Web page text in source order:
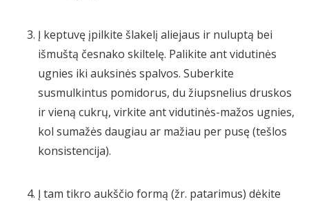
Į keptuvę įpilkite šlakelį aliejaus ir nuluptą bei
išmuštą česnako skiltelę. Palikite ant vidutinės
ugnies iki auksinės spalvos. Suberkite
susmulkintus pomidorus, du žiupsnelius druskos
ir vieną cukrų, virkite ant vidutinės-mažos ugnies,
kol sumažės daugiau ar mažiau per pusę (tešlos
konsistencija).
Į tam tikro aukščio formą (žr. patarimus) dėkite